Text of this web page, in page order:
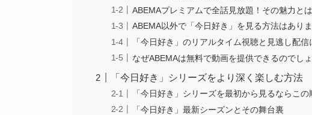
ABEMAプレミアムで全話見放題！その魅力とは
ABEMA以外で「今日好き」を見る方法はあり
「今日好き」のリアルタイム視聴と見逃し配信
なぜABEMAは無料で動画を提供できるのでし
「今日好き」シリーズをより深く楽しむ方法
「今日好き」シリーズを最初から見るならこの
「今日好き」最新シーズンとその舞台裏